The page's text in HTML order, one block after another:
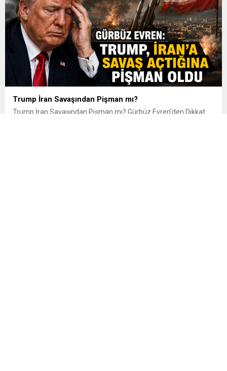
Trump İran Savaşından Pişman mı?
Trump İran Savaşından Pişman mı? Gürbüz Evren’den Dikkat